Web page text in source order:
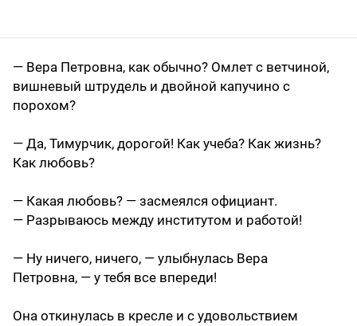
— Вера Петровна, как обычно? Омлет с ветчиной,
вишневый штрудель и двойной капучино с
порохом?
— Да, Тимурчик, дорогой! Как учеба? Как жизнь?
Как любовь?
— Какая любовь? — засмеялся официант.
— Разрываюсь между институтом и работой!
— Ну ничего, ничего, — улыбнулась Вера
Петровна, — у тебя все впереди!
Она откинулась в кресле и с удовольствием